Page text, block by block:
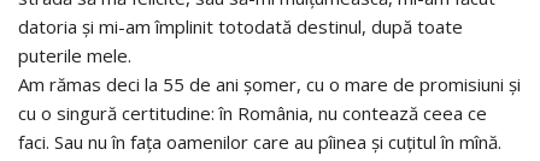
datoria și mi-am împlinit totodată destinul, după toate
puterile mele.
Am rămas deci la 55 de ani șomer, cu o mare de promisiuni și
cu o singură certitudine: în România, nu contează ceea ce
faci. Sau nu în fața oamenilor care au pîinea și cuțitul în mînă.